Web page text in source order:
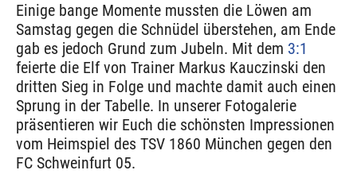
Einige bange Momente mussten die Löwen am
Samstag gegen die Schnüdel überstehen, am Ende
gab es jedoch Grund zum Jubeln. Mit dem 3:1
feierte die Elf von Trainer Markus Kauczinski den
dritten Sieg in Folge und machte damit auch einen
Sprung in der Tabelle. In unserer Fotogalerie
präsentieren wir Euch die schönsten Impressionen
vom Heimspiel des TSV 1860 München gegen den
FC Schweinfurt 05.